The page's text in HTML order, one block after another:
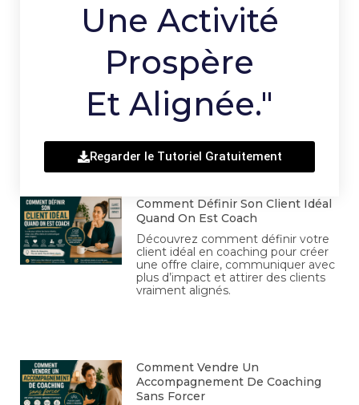
Une Activité
Prospère
Et Alignée."
Regarder le Tutoriel Gratuitement
Comment Définir Son Client Idéal
Quand On Est Coach
Découvrez comment définir votre
client idéal en coaching pour créer
une offre claire, communiquer avec
plus d’impact et attirer des clients
vraiment alignés.
Comment Vendre Un
Accompagnement De Coaching
Sans Forcer